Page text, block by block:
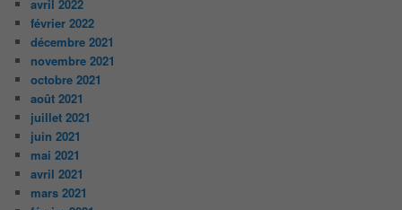
avril 2022
février 2022
décembre 2021
novembre 2021
octobre 2021
août 2021
juillet 2021
juin 2021
mai 2021
avril 2021
mars 2021